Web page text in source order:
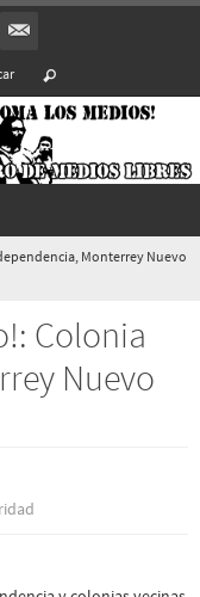
Monterrey Nuevo
Colonia
Nuevo